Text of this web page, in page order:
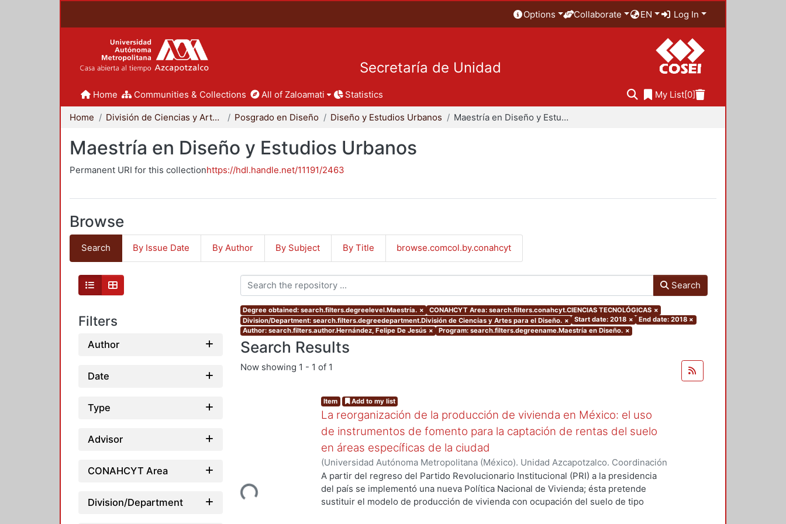
Options Collaborate EN Log In
Secretaría de Unidad
Home Communities & Collections All of Zaloamati Statistics My List[0]
Home División de Ciencias y Artes para el Diseño Posgrado en Diseño Diseño y Estudios Urbanos Maestría en Diseño y Estudios Urbanos
Maestría en Diseño y Estudios Urbanos
Permanent URI for this collectionhttps://hdl.handle.net/11191/2463
Browse
Search By Issue Date By Author By Subject By Title browse.comcol.by.conahcyt
Filters
Author
Date
Type
Advisor
CONAHCYT Area
Division/Department
Search
Degree obtained: search.filters.degreelevel.Maestría. × CONAHCYT Area: search.filters.conahcyt.CIENCIAS TECNOLÓGICAS ×
Division/Department: search.filters.degreedepartment.División de Ciencias y Artes para el Diseño. × Start date: 2018 × End date: 2018 ×
Author: search.filters.author.Hernández, Felipe De Jesús × Program: search.filters.degreename.Maestría en Diseño. ×
Search Results
Now showing 1 - 1 of 1
Loading...
Item Add to my list
La reorganización de la producción de vivienda en México: el uso
de instrumentos de fomento para la captación de rentas del suelo
en áreas específicas de la ciudad
(Universidad Autónoma Metropolitana (México). Unidad Azcapotzalco. Coordinación
de Servicios de Información.,2018-01)Hernández, Felipe De Jesús
A partir del regreso del Partido Revolucionario Institucional (PRI) a la presidencia
del país se implementó una nueva Política Nacional de Vivienda; ésta pretende
sustituir el modelo de producción de vivienda con ocupación del suelo de tipo